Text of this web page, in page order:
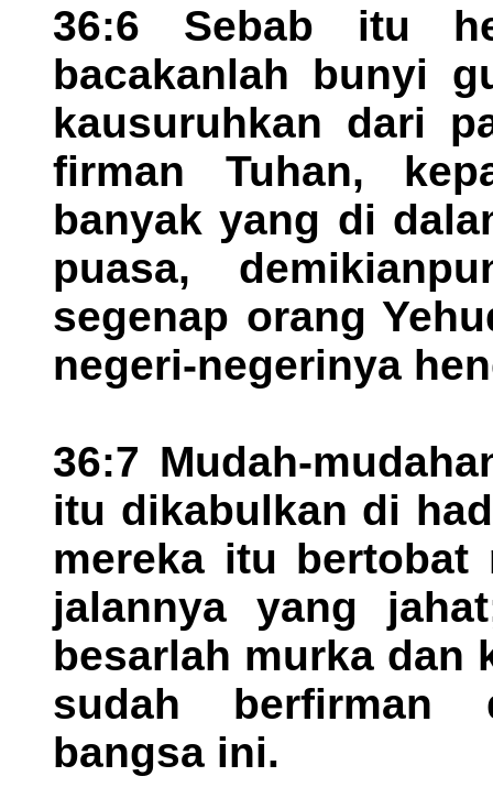
36:6 Sebab itu
bacakanlah bunyi
kausuruhkan dari
firman Tuhan,
banyak yang di
puasa,
segenap orang
negeri-negerinya
36:7 Mudah-
itu dikabulkan di
mereka itu bertobat
jalannya yang
besarlah murka dan
sudah berfirman
bangsa ini.